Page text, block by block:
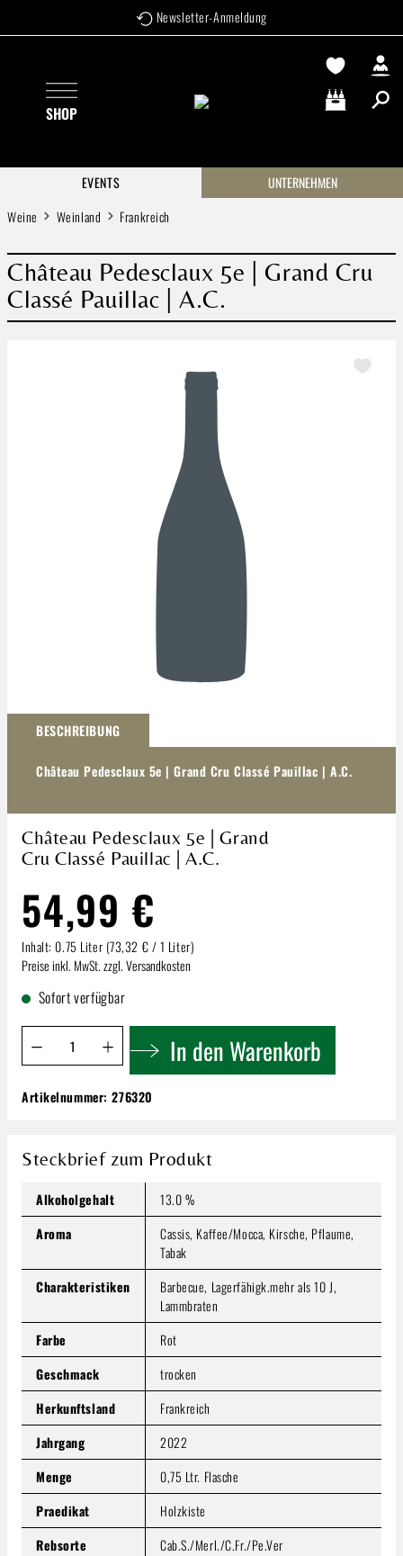
Zum Hauptinhalt springen Newsletter-Anmeldung
SHOP Warenkorb
EVENTS
UNTERNEHMEN
Weine
Weinland Frankreich
Château Pedesclaux 5e | Grand Cru
Classé Pauillac | A.C.
BESCHREIBUNG
Château Pedesclaux 5e | Grand Cru Classé Pauillac | A.C.
Château Pedesclaux 5e | Grand
Cru Classé Pauillac | A.C.
54,99 €
Inhalt: 0.75 Liter (73,32 € / 1 Liter)
Preise inkl. MwSt. zzgl. Versandkosten
Sofort verfügbar
Produkt Anzahl: Gib den gewünschten Wert ein oder
In den Warenkorb
Château Pedesclaux 5e | Grand Cru Classé
54,99 €
Preise inkl. MwSt. zzgl. Versandkosten
Produkt Anzahl: Gib den gewünschten Wert ein oder
In den Warenkorb
Artikelnummer:276320
Steckbrief zum Produkt
Alkoholgehalt
13.0 %
Aroma
Cassis, Kaffee/Mocca, Kirsche, Pflaume,
Tabak
Charakteristiken
Barbecue, Lagerfähigk.mehr als 10 J,
Lammbraten
Farbe
Rot
Geschmack
trocken
Herkunftsland
Frankreich
Jahrgang
2022
Menge
0,75 Ltr. Flasche
Praedikat
Holzkiste
Rebsorte
Cab.S./Merl./C.Fr./Pe.Ver